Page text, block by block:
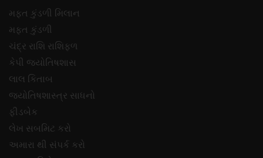
મફ્ત કુંડળી મિલાન
મફ્ત કુંડળી
ચંદ્ર રાશિ રાશિફળ
કેપી જ્યોતિષશાસ
લાલ કિતાબ
જ્યોતિષશાસ્ત્ર સાધનો
ફીડબેક
લેખ સબમિટ કરો
અમારા થી સંપર્ક કરો